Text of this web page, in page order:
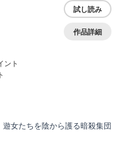
ント
試し読み
作品詳細
女たちを陰から護る暗殺集団